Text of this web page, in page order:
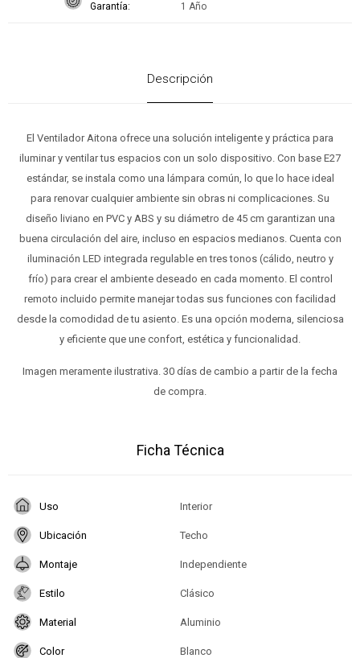
Garantía 1 Año
Descripción
El Ventilador Aitona ofrece una solución inteligente y práctica para
iluminar y ventilar tus espacios con un solo dispositivo. Con base E27
estándar, se instala como una lámpara común, lo que lo hace ideal
para renovar cualquier ambiente sin obras ni complicaciones. Su
diseño liviano en PVC y ABS y su diámetro de 45 cm garantizan una
buena circulación del aire, incluso en espacios medianos. Cuenta con
iluminación LED integrada regulable en tres tonos (cálido, neutro y
frío) para crear el ambiente deseado en cada momento. El control
remoto incluido permite manejar todas sus funciones con facilidad
desde la comodidad de tu asiento. Es una opción moderna, silenciosa
y eficiente que une confort, estética y funcionalidad.
Imagen meramente ilustrativa. 30 días de cambio a partir de la fecha
de compra.
Ficha Técnica
Uso Interior
Ubicación Techo
Montaje Independiente
Estilo Clásico
Material Aluminio
Color Blanco